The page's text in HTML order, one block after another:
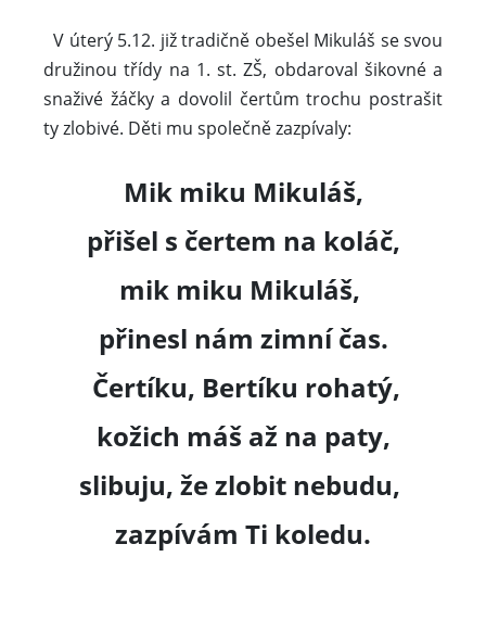
V úterý 5.12. již tradičně obešel Mikuláš se svou
družinou třídy na 1. st. ZŠ, obdaroval šikovné a
snaživé žáčky a dovolil čertům trochu postrašit
ty zlobivé. Děti mu společně zazpívaly:
Mik miku Mikuláš,
přišel s čertem na koláč,
mik miku Mikuláš,
přinesl nám zimní čas.
Čertíku, Bertíku rohatý,
kožich máš až na paty,
slibuju, že zlobit nebudu,
zazpívám Ti koledu.